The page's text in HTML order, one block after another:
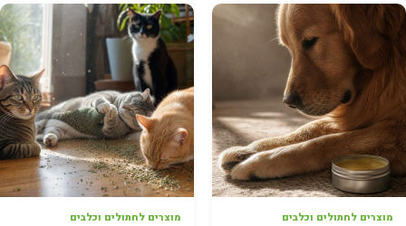
מוצרים לחתולים וכלבים מוצרים לחתולים וכלבים